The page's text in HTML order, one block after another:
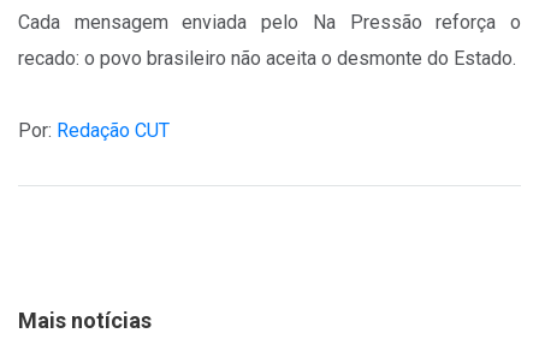
Cada mensagem enviada pelo Na Pressão reforça o
recado: o povo brasileiro não aceita o desmonte do Estado.
Por: Redação CUT
Mais notícias